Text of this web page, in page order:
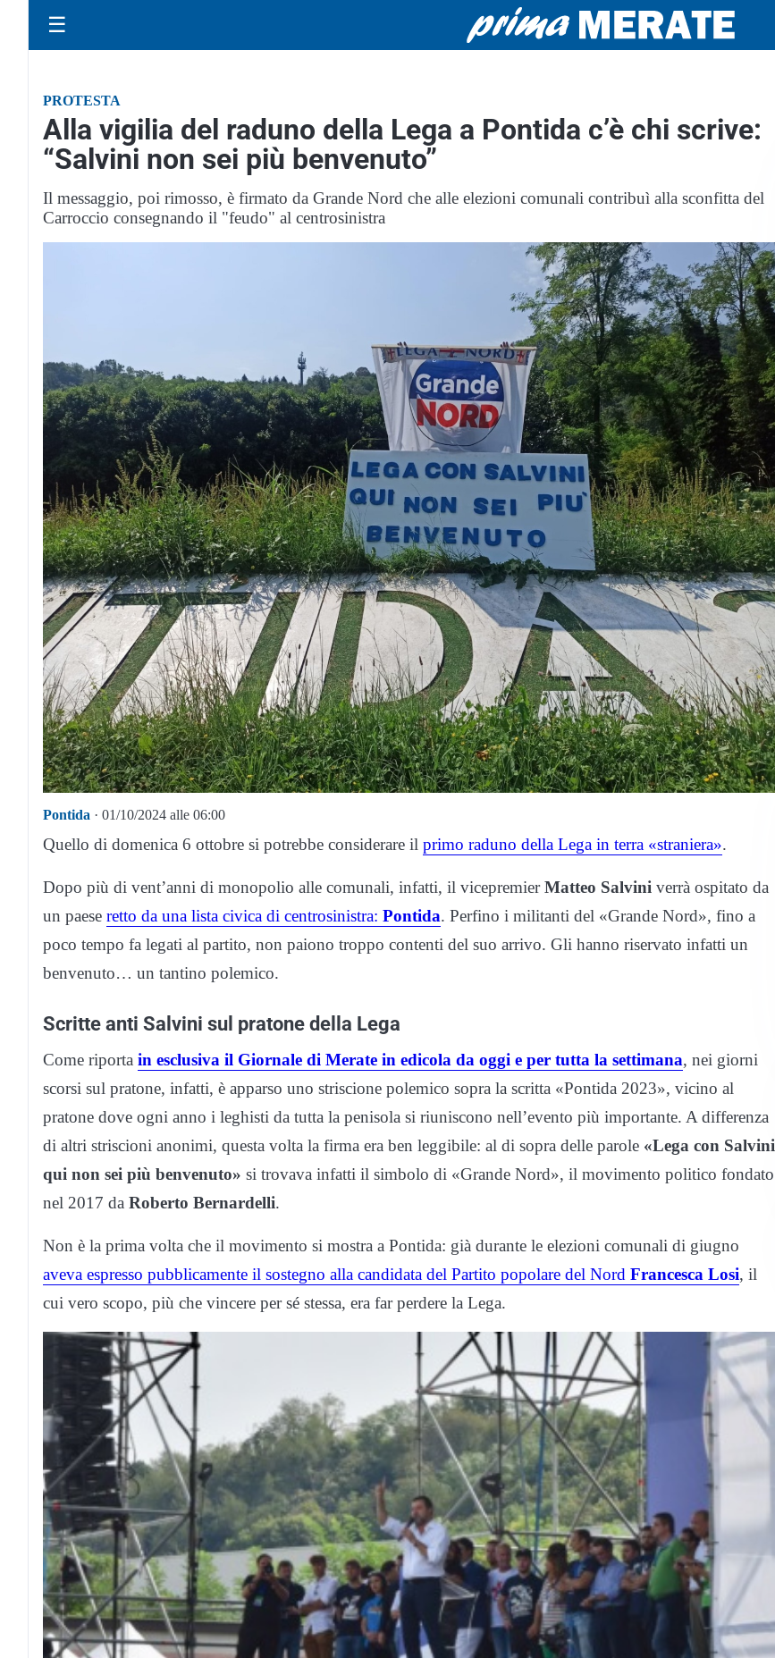
☰
PROTESTA
Alla vigilia del raduno della Lega a Pontida c’è chi scrive:
“Salvini non sei più benvenuto”
Il messaggio, poi rimosso, è firmato da Grande Nord che alle elezioni comunali contribuì alla sconfitta del
Carroccio consegnando il "feudo" al centrosinistra
Pontida · 01/10/2024 alle 06:00
Quello di domenica 6 ottobre si potrebbe considerare il primo raduno della Lega in terra «straniera».
Dopo più di vent’anni di monopolio alle comunali, infatti, il vicepremierMatteo Salvini verrà ospitato da
un paese retto da una lista civica di centrosinistra: Pontida. Perfino i militanti del «Grande Nord», fino a
poco tempo fa legati al partito, non paiono troppo contenti del suo arrivo. Gli hanno riservato infatti un
benvenuto… un tantino polemico.
Scritte anti Salvini sul pratone della Lega
Come riporta in esclusiva il Giornale di Merate in edicola da oggi e per tutta la settimana, nei giorni
scorsi sul pratone, infatti, è apparso uno striscione polemico sopra la scritta «Pontida 2023», vicino al
pratone dove ogni anno i leghisti da tutta la penisola si riuniscono nell’evento più importante. A differenza
di altri striscioni anonimi, questa volta la firma era ben leggibile: al di sopra delle parole «Lega con Salvini
qui non sei più benvenuto» si trovava infatti il simbolo di «Grande Nord», il movimento politico fondato
nel 2017 da Roberto Bernardelli.
Non è la prima volta che il movimento si mostra a Pontida: già durante le elezioni comunali di giugno
aveva espresso pubblicamente il sostegno alla candidata del Partito popolare del Nord Francesca Losi, il
cui vero scopo, più che vincere per sé stessa, era far perdere la Lega.